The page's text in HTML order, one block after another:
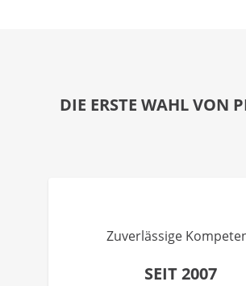
DIE ERSTE WAHL VON
Zuverlässige
SEIT 2007